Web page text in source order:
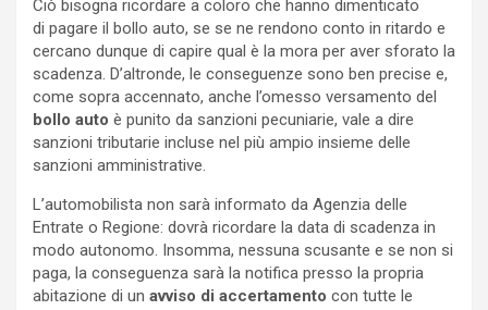
Ciò bisogna ricordare a coloro che hanno dimenticato
di pagare il bollo auto, se se ne rendono conto in ritardo e
cercano dunque di capire qual è la mora per aver sforato la
scadenza. D’altronde, le conseguenze sono ben precise e,
come sopra accennato, anche l’omesso versamento del
bollo auto è punito da sanzioni pecuniarie, vale a dire
sanzioni tributarie incluse nel più ampio insieme delle
sanzioni amministrative.
L’automobilista non sarà informato da Agenzia delle
Entrate o Regione: dovrà ricordare la data di scadenza in
modo autonomo. Insomma, nessuna scusante e se non si
paga, la conseguenza sarà la notifica presso la propria
abitazione di un avviso di accertamento con tutte le